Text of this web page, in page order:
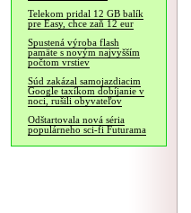
Telekom pridal 12 GB balík
pre Easy, chce zaň 12 eur
Spustená výroba flash
pamäte s novým najvyšším
počtom vrstiev
Súd zakázal samojazdiacim
Google taxíkom dobíjanie v
noci, rušili obyvateľov
Odštartovala nová séria
populárneho sci-fi Futurama